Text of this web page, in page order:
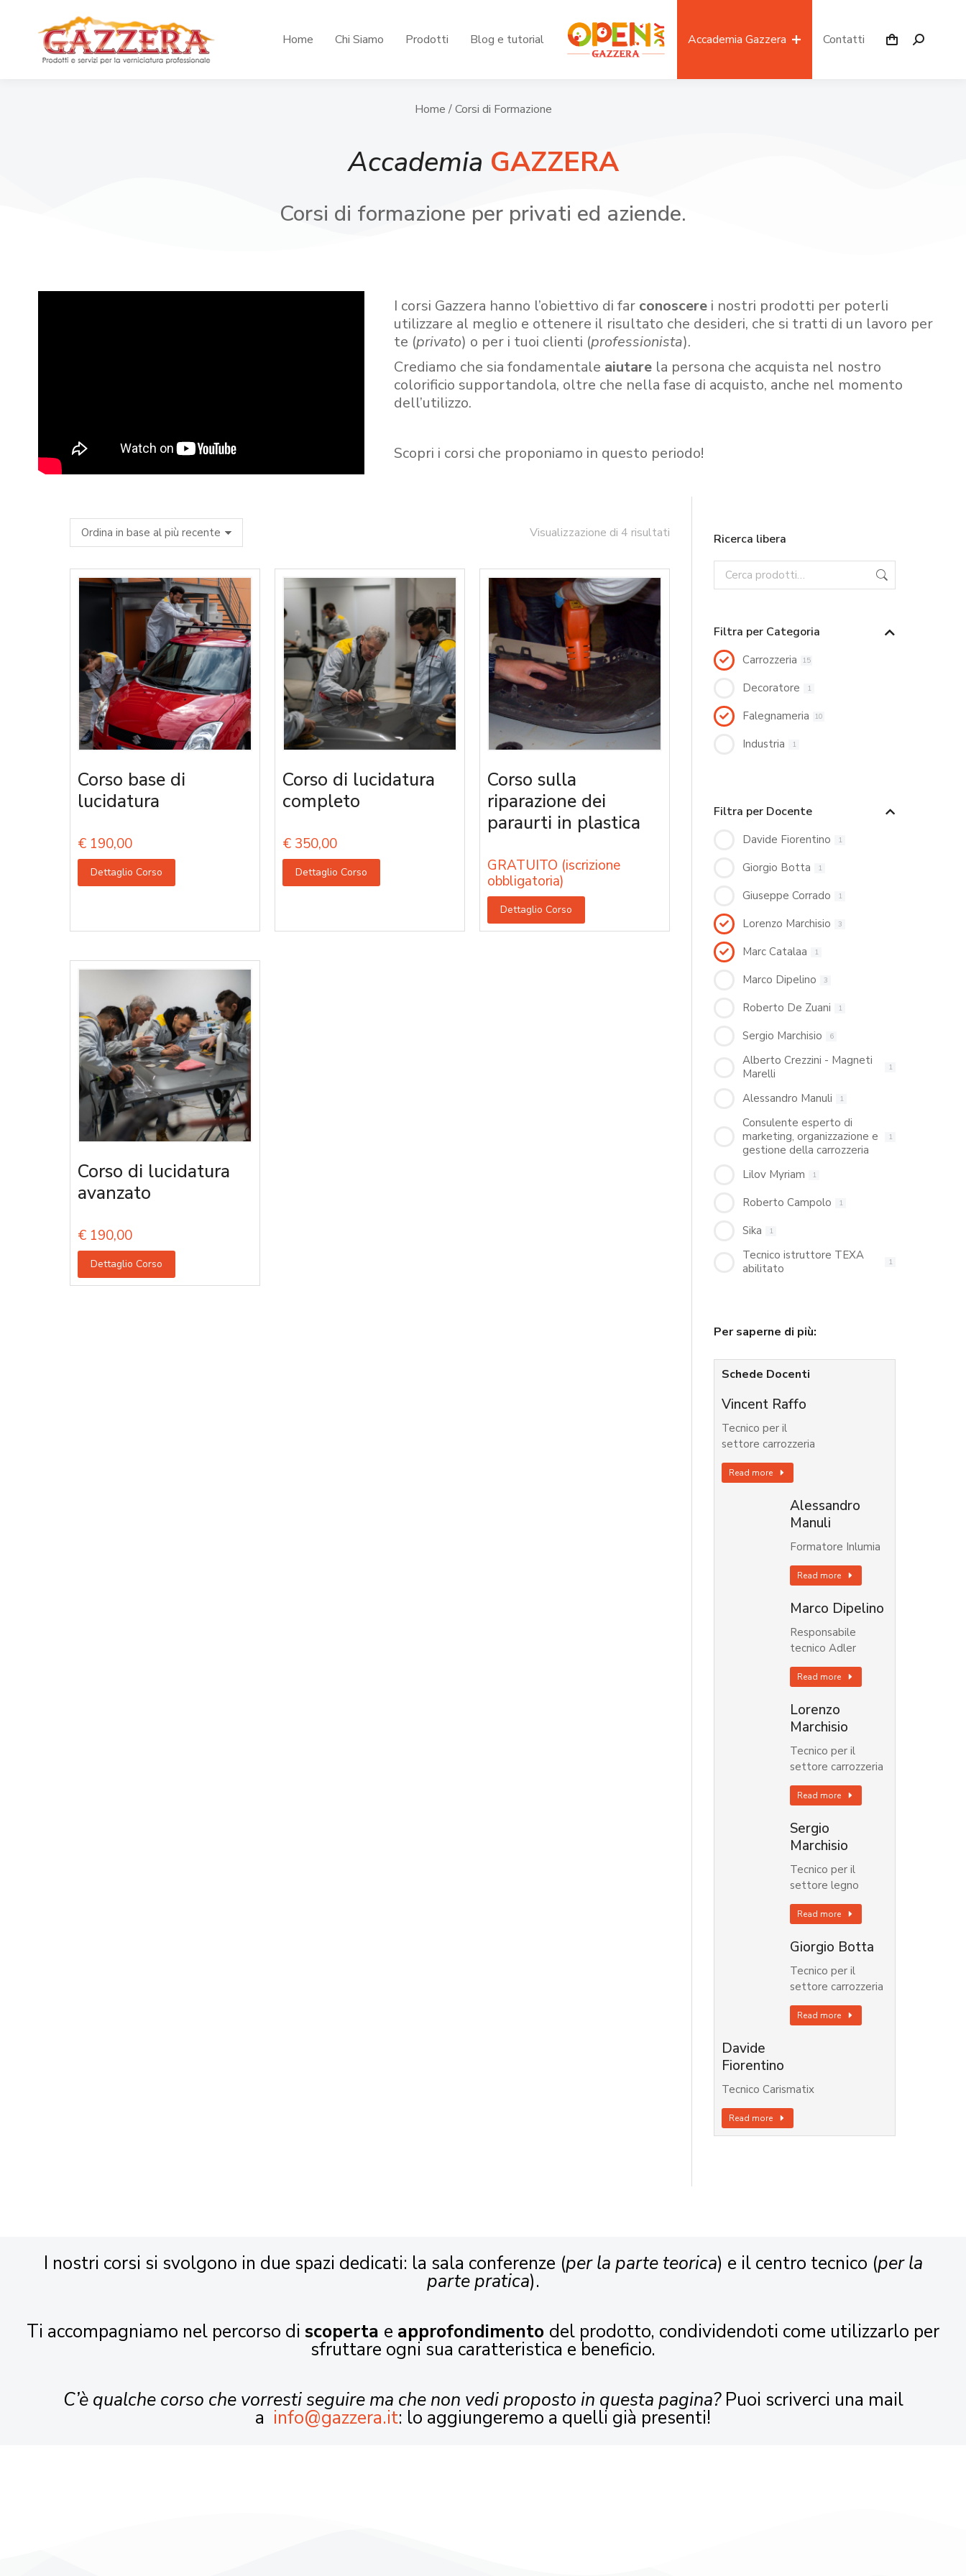
Home Chi Siamo Prodotti Blog e tutorial Accademia Gazzera Contatti
Home / Corsi di Formazione
Accademia GAZZERA
Corsi di formazione per privati ed aziende.
I corsi Gazzera hanno l’obiettivo di far conoscerei nostri prodotti per poterli
utilizzare al meglio e ottenere il risultato che desideri, che si tratti di un lavoro per
te (privato) o per i tuoi clienti (professionista).
Crediamo che sia fondamentale aiutare la persona che acquista nel nostro
colorificio supportandola, oltre che nella fase di acquisto, anche nel momento
dell’utilizzo.
Scopri i corsi che proponiamo in questo periodo!
Visualizzazione di 4 risultati
Corso base di
lucidatura
€ 190,00
Dettaglio Corso
Corso di lucidatura
completo
€ 350,00
Dettaglio Corso
Corso sulla
riparazione dei
paraurti in plastica
GRATUITO (iscrizione
obbligatoria)
Dettaglio Corso
Corso di lucidatura
avanzato
€ 190,00
Dettaglio Corso
Ricerca libera
Filtra per Categoria
Carrozzeria 15
Decoratore 1
Falegnameria 10
Industria 1
Filtra per Docente
Davide Fiorentino 1
Giorgio Botta 1
Giuseppe Corrado 1
Lorenzo Marchisio 3
Marc Catalaa 1
Marco Dipelino 3
Roberto De Zuani 1
Sergio Marchisio 6
Alberto Crezzini - Magneti
Marelli
1
Alessandro Manuli 1
Consulente esperto di
marketing, organizzazione e
gestione della carrozzeria
1
Lilov Myriam 1
Roberto Campolo 1
Sika 1
Tecnico istruttore TEXA
abilitato
1
Per saperne di più:
Schede Docenti
Vincent Raffo
Tecnico per il
settore carrozzeria
Read more
Alessandro
Manuli
Formatore Inlumia
Read more
Marco Dipelino
Responsabile
tecnico Adler
Read more
Lorenzo
Marchisio
Tecnico per il
settore carrozzeria
Read more
Sergio
Marchisio
Tecnico per il
settore legno
Read more
Giorgio Botta
Tecnico per il
settore carrozzeria
Read more
Davide
Fiorentino
Tecnico Carismatix
Read more
I nostri corsi si svolgono in due spazi dedicati: la sala conferenze (per la parte teorica) e il centro tecnico (per la
parte pratica).
Ti accompagniamo nel percorso di scoperta e approfondimento del prodotto, condividendoti come utilizzarlo per
sfruttare ogni sua caratteristica e beneficio.
C’è qualche corso che vorresti seguire ma che non vedi proposto in questa pagina?Puoi scriverci una mail
a info@gazzera.it: lo aggiungeremo a quelli già presenti!